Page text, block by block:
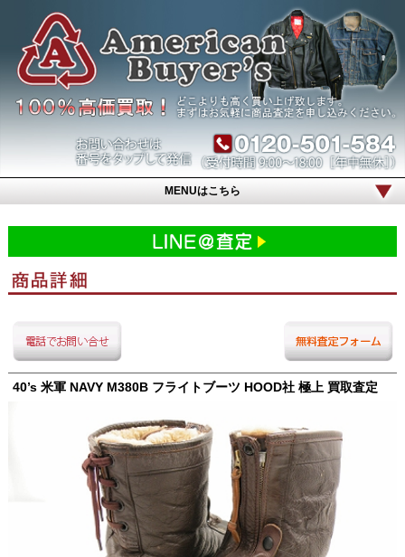
MENUはこちら
40’s 米軍 NAVY M380B フライトブーツ HOOD社 極上 買取査定